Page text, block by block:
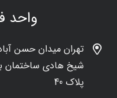
واحد
تهران میدان حسن
شیخ هادی ساختمان
پلاک 40